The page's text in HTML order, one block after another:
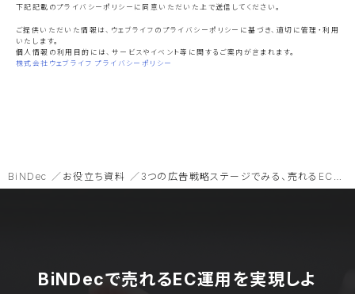
下記記載のプライバシーポリシーに同意いただいた上で送信してください。
ご提供いただいた情報は、ウェブライフのプライバシーポリシーに基づき、適切に管理・利用
いたします。
個人情報の利用目的には、サービスやイベント等に関するご案内が含まれます。
株式会社ウェブライフ プライバシーポリシー
BiNDec お役立ち資料 3つの広告戦略ステージでみる、売れるEC広告とターゲティングの基本
BiNDecで売れるEC運用を実現しよ